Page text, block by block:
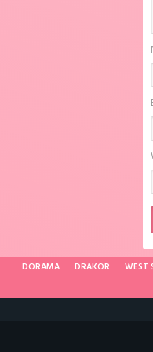
DORAMA DRAKOR WEST